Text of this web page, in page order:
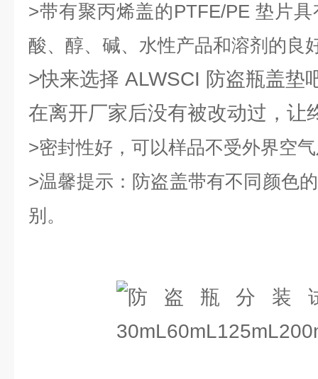
>带有聚丙烯盖的PTFE/PE 垫片
酸、醇、碱、水性产品和溶剂的良
>快来选择 ALWSCI 防盗瓶盖垫
在离开厂家后没有被改动过，让
>密封性好，可以样品不受外界空
>温馨提示：防盗盖带有不同颜色
别。